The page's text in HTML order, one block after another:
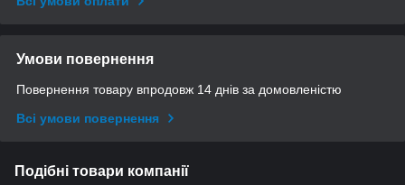
Умови повернення
Повернення товару впродовж 14 днів за домовленістю
Всі умови повернення
Подібні товари компанії